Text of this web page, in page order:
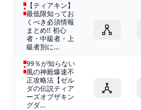
【ティアキン】
最低限知ってお
くべき必須情報
まとめ!! 初心
者・中級者・上
級者別に...
99％が知らない
風の神殿爆速不
正攻略法【ゼル
ダの伝説ティア
ーズオブザキン
グダ...